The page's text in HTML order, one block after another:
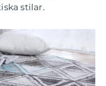
stilar.